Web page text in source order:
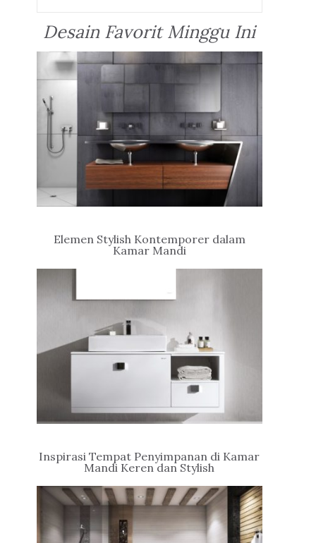
Desain Favorit Minggu Ini
Elemen Stylish Kontemporer dalam
Kamar Mandi
Inspirasi Tempat Penyimpanan di Kamar
Mandi Keren dan Stylish